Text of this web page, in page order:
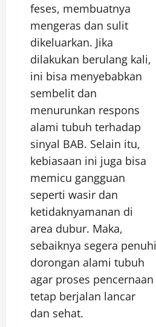
feses, membuatnya
mengeras dan sulit
dikeluarkan. Jika
dilakukan berulang kali,
ini bisa menyebabkan
sembelit dan
menurunkan respons
alami tubuh terhadap
sinyal BAB. Selain itu,
kebiasaan ini juga bisa
memicu gangguan
seperti wasir dan
ketidaknyamanan di
area dubur. Maka,
sebaiknya segera penuhi
dorongan alami tubuh
agar proses pencernaan
tetap berjalan lancar
dan sehat.